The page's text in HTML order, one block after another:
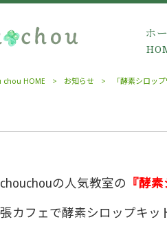
ホ
chou HOME > お知らせ > 「酵素シロッ
の人気教室の 『酵
カフェで酵素シロップキ